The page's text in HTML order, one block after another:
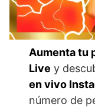
Aumenta tu
Live y
en vivo
número de